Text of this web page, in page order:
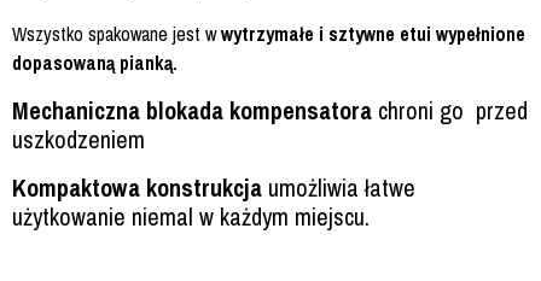
Wszystko spakowane jest wwytrzymałe i sztywne etui wypełnione
dopasowaną pianką.
Mechaniczna blokada kompensatora chroni go przed
uszkodzeniem
Kompaktowa konstrukcja umożliwia łatwe
użytkowanie niemal w każdym miejscu.